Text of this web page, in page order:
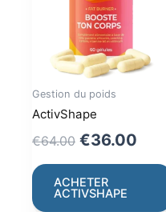
Gestion du poids
ActivShape
€64.00 Original
price
was:
€64.00.
€36.00
price
ACHETER
ACTIVSHAPE